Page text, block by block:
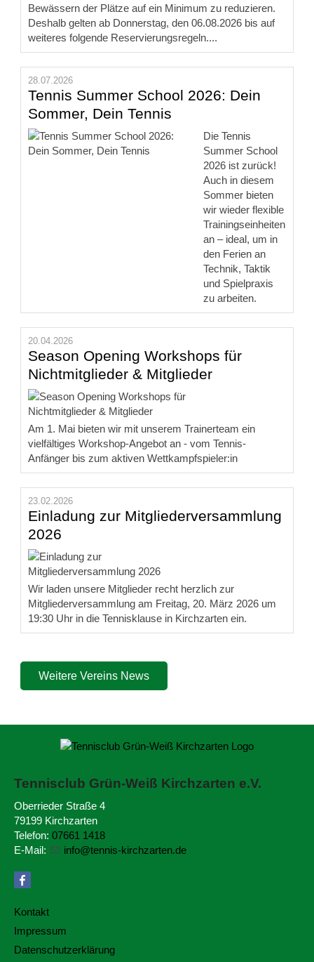
Bewässern der Plätze auf ein Minimum zu reduzieren.
Deshalb gelten ab Donnerstag, den 06.08.2026 bis auf
weiteres folgende Reservierungsregeln....
28.07.2026
Tennis Summer School 2026: Dein
Sommer, Dein Tennis
Die Tennis
Summer School
2026 ist zurück!
Auch in diesem
Sommer bieten
wir wieder flexible
Trainingseinheiten
an – ideal, um in
den Ferien an
Technik, Taktik
und Spielpraxis
zu arbeiten.
20.04.2026
Season Opening Workshops für
Nichtmitglieder & Mitglieder
Am 1. Mai bieten wir mit unserem Trainerteam ein
vielfältiges Workshop-Angebot an - vom Tennis-
Anfänger bis zum aktiven Wettkampfspieler:in
23.02.2026
Einladung zur Mitgliederversammlung
2026
Wir laden unsere Mitglieder recht herzlich zur
Mitgliederversammlung am Freitag, 20. März 2026 um
19:30 Uhr in die Tennisklause in Kirchzarten ein.
Weitere Vereins News
Tennisclub Grün-Weiß Kirchzarten e.V.
Oberrieder Straße 4
79199 Kirchzarten
Telefon: 07661 1418
E-Mail:
nf t nns-k rchz rt n d
Kontakt
Impressum
Datenschutzerklärung